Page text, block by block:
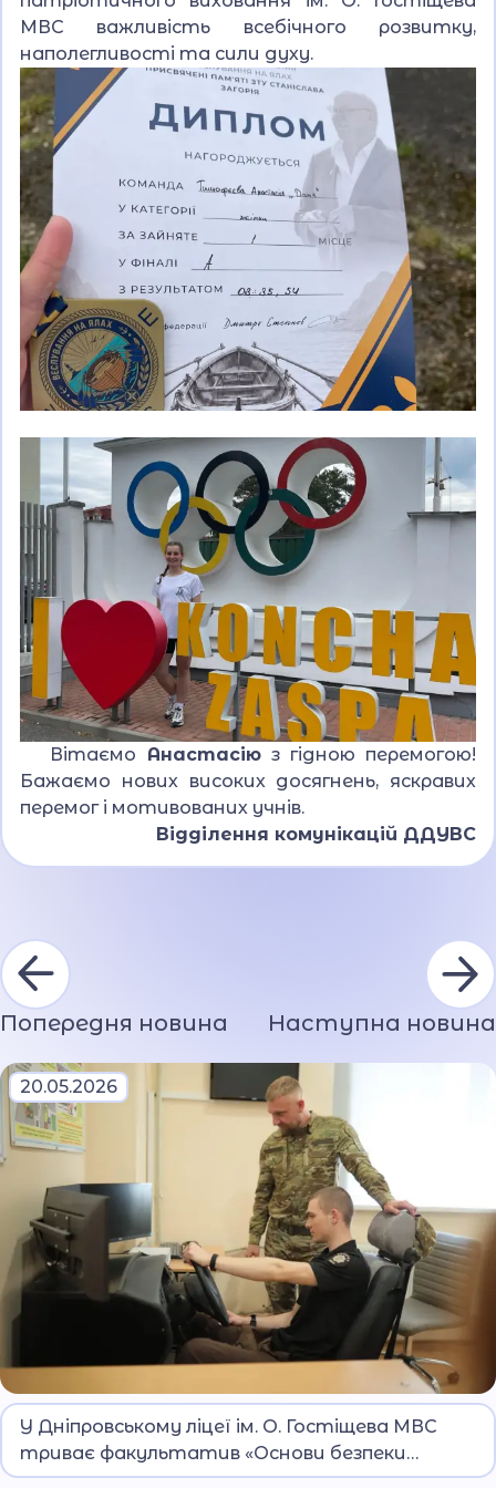
МВС важливість всебічного розвитку,
наполегливості та сили духу.
Вітаємо Анастасіюз гідною перемогою!
Бажаємо нових високих досягнень, яскравих
перемог і мотивованих учнів.
Відділення комунікацій ДДУВС
Попередня новина Наступна новина
20.05.2026
Мета курсу — сформувати у вихованців базові
знання та практичні навички безпечної
поведінки на дорозі.
У Дніпровському ліцеї ім. О. Гостіщева МВС
триває факультатив «Основи безпеки
дорожнього руху та керування